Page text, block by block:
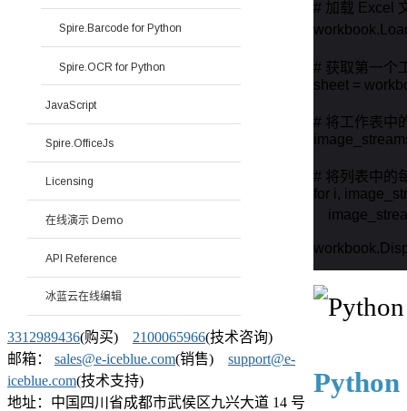
# 加载 Excel
# 获取第一个
sheet =
# 将工作表中
# 将列表中的
for i,
Spire.Barcode for Python
Spire.OCR for Python
JavaScript
Spire.OfficeJs
Licensing
在线演示 Demo
API Reference
冰蓝云在线编辑
3312989436(购买) 2100065966(技术咨询)
邮箱： sales@e-iceblue.com(销售)
support@e-
iceblue.com(技术支持)
地址：中国四川省成都市武侯区九兴大道 14 号